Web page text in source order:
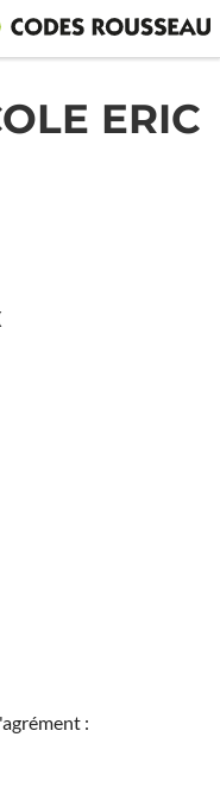
ERIC
: